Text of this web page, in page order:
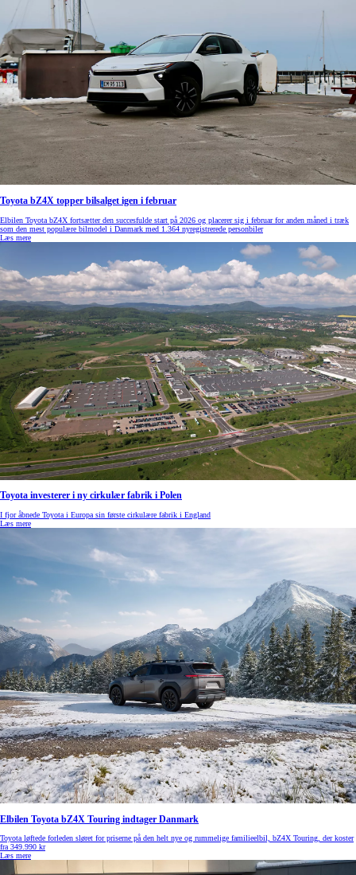
Toyota bZ4X topper bilsalget igen i februar
Elbilen Toyota bZ4X fortsætter den succesfulde start på 2026 og placerer sig i februar for anden måned i træk
som den mest populære bilmodel i Danmark med 1.364 nyregistrerede personbiler
Læs mere
Toyota investerer i ny cirkulær fabrik i Polen
I fjor åbnede Toyota i Europa sin første cirkulære fabrik i England
Læs mere
Elbilen Toyota bZ4X Touring indtager Danmark
Toyota løftede forleden sløret for priserne på den helt nye og rummelige familieelbil, bZ4X Touring, der koster
fra 349.990 kr
Læs mere